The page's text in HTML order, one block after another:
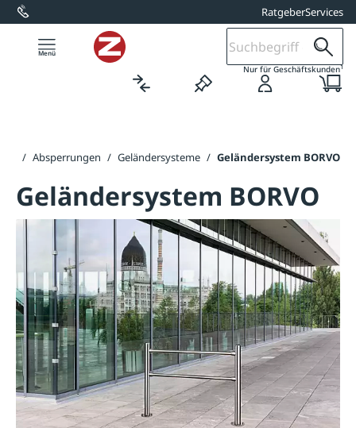
springen RatgeberServices
Nur für Geschäftskunden1
/ Absperrungen / Geländersysteme / Geländersystem BORVO
Geländersystem BORVO